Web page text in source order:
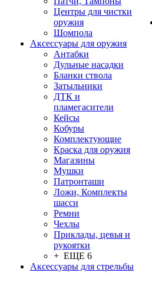
Центры для чистки
оружия
Шомпола
Аксессуары для оружия
Антабки
Дульные насадки
Бланки ствола
Затыльники
ДТК и
пламегасители
Кейсы
Кобуры
Комплектующие
Краска для оружия
Магазины
Мушки
Патронташи
Ложи, Комплекты
шасси
Ремни
Чехлы
Приклады, цевья и
рукоятки
+ ЕЩЕ 6
Аксессуары для стрельбы